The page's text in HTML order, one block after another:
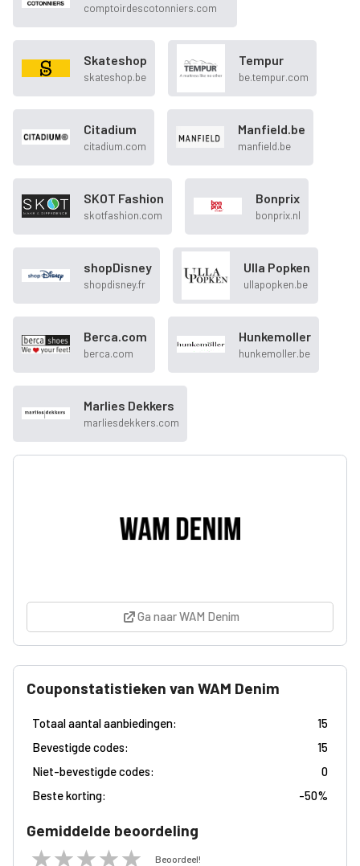
comptoirdescotonniers.com
Skateshop
skateshop.be
Tempur
be.tempur.com
Citadium
citadium.com
Manfield.be
manfield.be
SKOT Fashion
skotfashion.com
Bonprix
bonprix.nl
shopDisney
shopdisney.fr
Ulla Popken
ullapopken.be
Berca.com
berca.com
Hunkemoller
hunkemoller.be
Marlies Dekkers
marliesdekkers.com
Ga naar WAM Denim
Couponstatistieken van WAM Denim
Totaal aantal aanbiedingen:
15
Bevestigde codes:
15
Niet-bevestigde codes:
0
Beste korting:
-50%
Gemiddelde beoordeling
Beoordeel!